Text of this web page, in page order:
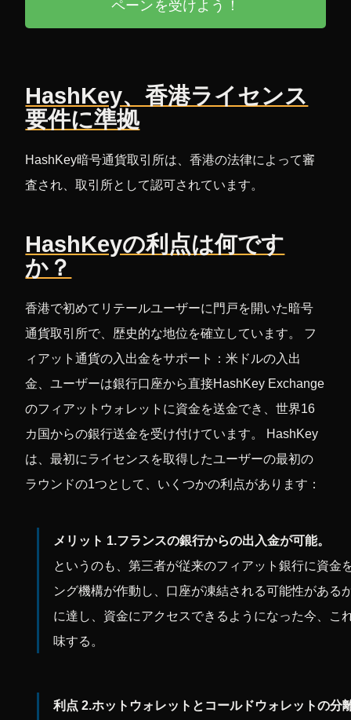
ペーンを受けよう！
HashKey、香港ライセンス
要件に準拠
HashKey暗号通貨取引所は、香港の法律によって審
査され、取引所として認可されています。
HashKeyの利点は何です
か？
香港で初めてリテールユーザーに門戸を開いた暗号
通貨取引所で、歴史的な地位を確立しています。 フ
ィアット通貨の入出金をサポート：米ドルの入出
金、ユーザーは銀行口座から直接HashKey Exchange
のフィアットウォレットに資金を送金でき、世界16
カ国からの銀行送金を受け付けています。 HashKey
は、最初にライセンスを取得したユーザーの最初の
ラウンドの1つとして、いくつかの利点があります：
メリット 1.フランスの銀行からの出入金が可能。
というのも、第三者が従来のフィアット銀行に資
ング機構が作動し、口座が凍結される可能性があ
に達し、資金にアクセスできるようになった今、
味する。
利点 2.ホットウォレットとコールドウォレットの分